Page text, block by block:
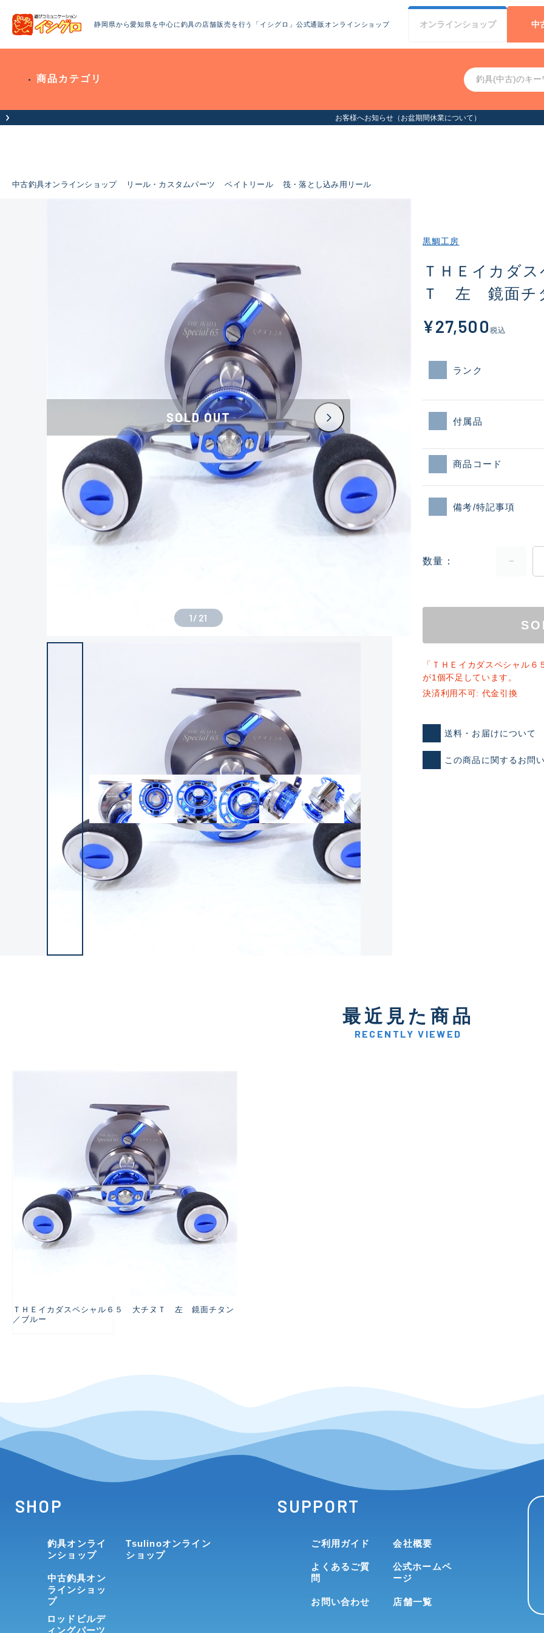
静岡県から愛知県を中心に釣具の店舗販売を行う「イシグロ」公式通販オンラインショップ オンラインショップ 中
商品カテゴリ
お客様へお知らせ（お盆期間休業について）
中古釣具オンラインショップ リール・カスタムパーツ ベイトリール 筏・落とし込み用リール
ランクとは？
良
新古品（メーカー問屋から
品）
※店頭展示時の置き傷が付いて
C-
かなり使用感があり、全体
い品
SOLD OUT
1/ 21
黒鯛工房
ＴＨＥイカダ
Ｔ 左 鏡面チ
¥27,500 税込
ランク
付属品
商品コード
備考/特記事項
数量
「ＴＨＥイカダスペシャル
が1個不足しています。
決済利用不可: 代金引換
送料・お届けについて
この商品に関するお問
最近見た商品
RECENTLY VIEWED
ＴＨＥイカダスペシャル６５ 大チヌＴ 左 鏡面チタン
／ブルー
SHOP
釣具オンライ
ンショップ
中古釣具オン
ラインショッ
プ
ロッドビルデ
ィングパーツ
Tsulinoオンライン
ショップ
SUPPORT
ご利用ガイド
よくあるご質
問
お問い合わせ
会社概要
公式ホームペ
ージ
店舗一覧